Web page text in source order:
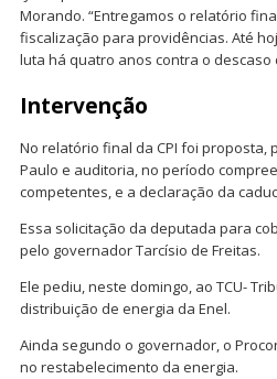
Morando. “Entregamos o relatório
fiscalização para providências. Até
luta há quatro anos contra o
Intervenção
No relatório final da CPI foi proposta,
Paulo e auditoria, no período
competentes, e a declaração da
Essa solicitação da deputada para
pelo governador Tarcísio de Freitas.
Ele pediu, neste domingo, ao TCU-
distribuição de energia da Enel.
Ainda segundo o governador, o
no restabelecimento da energia.